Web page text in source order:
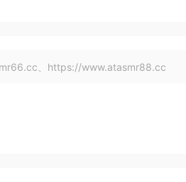
、https://www.atasmr88.cc